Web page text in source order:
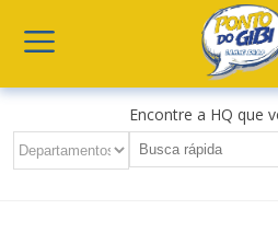
Encontre a HQ que